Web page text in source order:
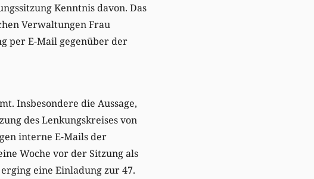
Kenntnis davon. Das
Verwaltungen Frau
per E-Mail gegenüber der
Insbesondere die Aussage,
des Lenkungskreises von
interne E-Mails der
Woche vor der Sitzung als
eine Einladung zur 47.